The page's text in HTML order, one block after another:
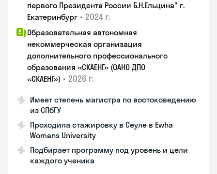
первого Президента России Б.Н.Ельцина" г.
Екатеринбург • 2024 г.
Образовательная автономная
некоммерческая организация
дополнительного профессионального
образования «СКАЕНГ» (ОАНО ДПО
«СКАЕНГ») • 2026 г.
Имеет степень магистра по востоковедению
из СПбГУ
Проходила стажировку в Сеуле в Ewha
Womans University
Подбирает программу под уровень и цели
каждого ученика